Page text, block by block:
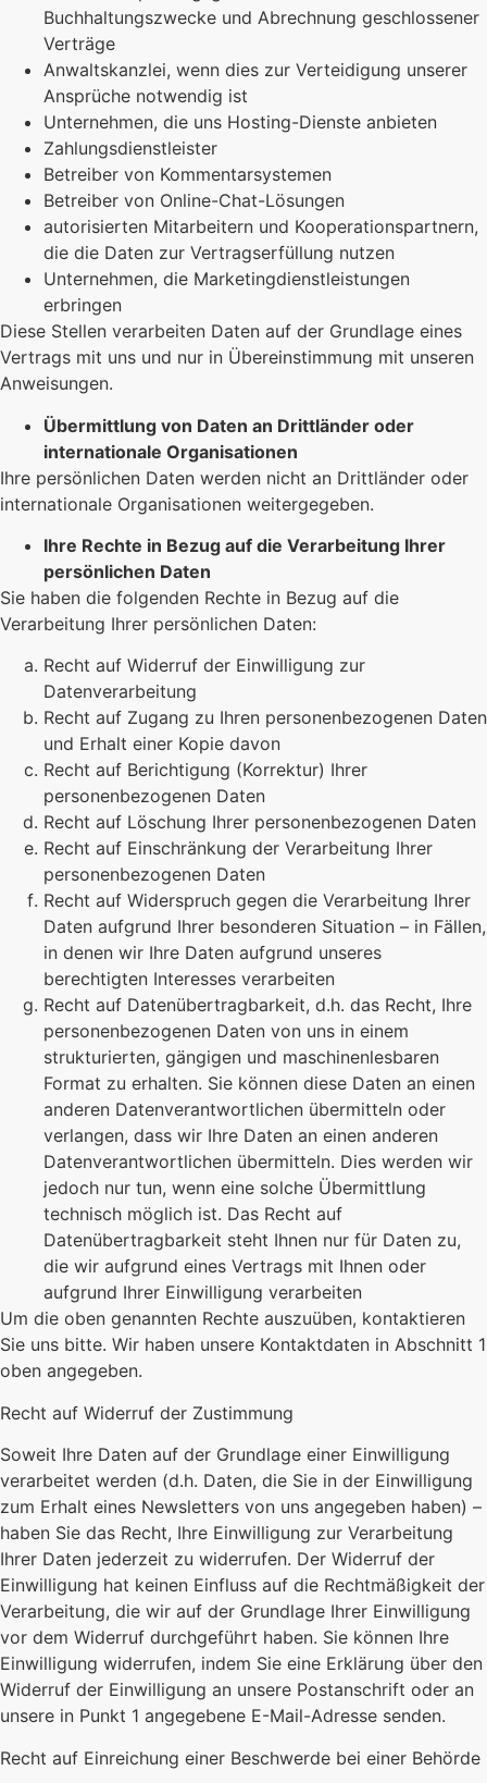
Buchhaltungszwecke und Abrechnung geschlossener
Verträge
Anwaltskanzlei, wenn dies zur Verteidigung unserer
Ansprüche notwendig ist
Unternehmen, die uns Hosting-Dienste anbieten
Zahlungsdienstleister
Betreiber von Kommentarsystemen
Betreiber von Online-Chat-Lösungen
autorisierten Mitarbeitern und Kooperationspartnern,
die die Daten zur Vertragserfüllung nutzen
Unternehmen, die Marketingdienstleistungen
erbringen
Diese Stellen verarbeiten Daten auf der Grundlage eines
Vertrags mit uns und nur in Übereinstimmung mit unseren
Anweisungen.
Übermittlung von Daten an Drittländer oder
internationale Organisationen
Ihre persönlichen Daten werden nicht an Drittländer oder
internationale Organisationen weitergegeben.
Ihre Rechte in Bezug auf die Verarbeitung Ihrer
persönlichen Daten
Sie haben die folgenden Rechte in Bezug auf die
Verarbeitung Ihrer persönlichen Daten:
Recht auf Widerruf der Einwilligung zur
Datenverarbeitung
Recht auf Zugang zu Ihren personenbezogenen Daten
und Erhalt einer Kopie davon
Recht auf Berichtigung (Korrektur) Ihrer
personenbezogenen Daten
Recht auf Löschung Ihrer personenbezogenen Daten
Recht auf Einschränkung der Verarbeitung Ihrer
personenbezogenen Daten
Recht auf Widerspruch gegen die Verarbeitung Ihrer
Daten aufgrund Ihrer besonderen Situation – in Fällen,
in denen wir Ihre Daten aufgrund unseres
berechtigten Interesses verarbeiten
Recht auf Datenübertragbarkeit, d.h. das Recht, Ihre
personenbezogenen Daten von uns in einem
strukturierten, gängigen und maschinenlesbaren
Format zu erhalten. Sie können diese Daten an einen
anderen Datenverantwortlichen übermitteln oder
verlangen, dass wir Ihre Daten an einen anderen
Datenverantwortlichen übermitteln. Dies werden wir
jedoch nur tun, wenn eine solche Übermittlung
technisch möglich ist. Das Recht auf
Datenübertragbarkeit steht Ihnen nur für Daten zu,
die wir aufgrund eines Vertrags mit Ihnen oder
aufgrund Ihrer Einwilligung verarbeiten
Um die oben genannten Rechte auszuüben, kontaktieren
Sie uns bitte. Wir haben unsere Kontaktdaten in Abschnitt 1
oben angegeben.
Recht auf Widerruf der Zustimmung
Soweit Ihre Daten auf der Grundlage einer Einwilligung
verarbeitet werden (d.h. Daten, die Sie in der Einwilligung
zum Erhalt eines Newsletters von uns angegeben haben) –
haben Sie das Recht, Ihre Einwilligung zur Verarbeitung
Ihrer Daten jederzeit zu widerrufen. Der Widerruf der
Einwilligung hat keinen Einfluss auf die Rechtmäßigkeit der
Verarbeitung, die wir auf der Grundlage Ihrer Einwilligung
vor dem Widerruf durchgeführt haben. Sie können Ihre
Einwilligung widerrufen, indem Sie eine Erklärung über den
Widerruf der Einwilligung an unsere Postanschrift oder an
unsere in Punkt 1 angegebene E-Mail-Adresse senden.
Recht auf Einreichung einer Beschwerde bei einer Behörde